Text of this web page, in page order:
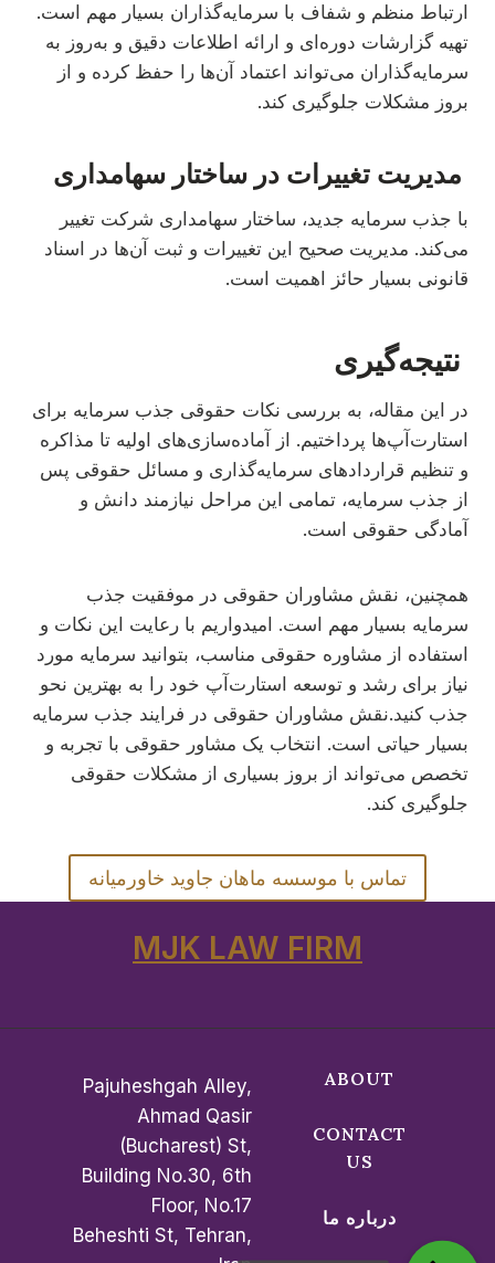
ارتباط منظم و شفاف با سرمایه‌گذاران بسیار مهم است.
تهیه گزارشات دوره‌ای و ارائه اطلاعات دقیق و به‌روز به
سرمایه‌گذاران می‌تواند اعتماد آن‌ها را حفظ کرده و از
بروز مشکلات جلوگیری کند.
مدیریت تغییرات در ساختار سهامداری
با جذب سرمایه جدید، ساختار سهامداری شرکت تغییر
می‌کند. مدیریت صحیح این تغییرات و ثبت آن‌ها در اسناد
قانونی بسیار حائز اهمیت است.
نتیجه‌گیری
در این مقاله، به بررسی نکات حقوقی جذب سرمایه برای
استارت‌آپ‌ها پرداختیم. از آماده‌سازی‌های اولیه تا مذاکره
و تنظیم قراردادهای سرمایه‌گذاری و مسائل حقوقی پس
از جذب سرمایه، تمامی این مراحل نیازمند دانش و
آمادگی حقوقی است.
همچنین، نقش مشاوران حقوقی در موفقیت جذب
سرمایه بسیار مهم است. امیدواریم با رعایت این نکات و
استفاده از مشاوره حقوقی مناسب، بتوانید سرمایه مورد
نیاز برای رشد و توسعه استارت‌آپ خود را به بهترین نحو
جذب کنید.نقش مشاوران حقوقی در فرایند جذب سرمایه
بسیار حیاتی است. انتخاب یک مشاور حقوقی با تجربه و
تخصص می‌تواند از بروز بسیاری از مشکلات حقوقی
جلوگیری کند.
تماس با موسسه ماهان جاوید خاورمیانه
MJK LAW FIRM
ABOUT
CONTACT
US
درباره ما
Pajuheshgah Alley,
Ahmad Qasir
(Bucharest) St,
Building No.30, 6th
Floor, No.17
Beheshti St, Tehran,